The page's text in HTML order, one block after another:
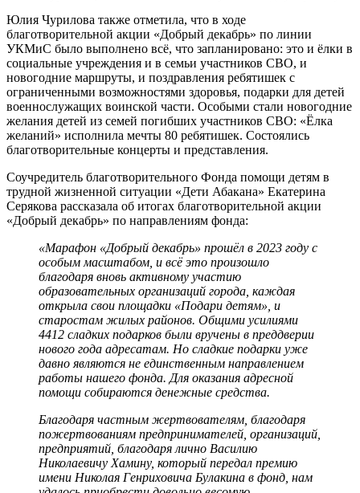
Юлия Чурилова также отметила, что в ходе
благотворительной акции «Добрый декабрь» по линии
УКМиС было выполнено всё, что запланировано: это и ёлки в
социальные учреждения и в семьи участников СВО, и
новогодние маршруты, и поздравления ребятишек с
ограниченными возможностями здоровья, подарки для детей
военнослужащих воинской части. Особыми стали новогодние
желания детей из семей погибших участников СВО: «Ёлка
желаний» исполнила мечты 80 ребятишек. Состоялись
благотворительные концерты и представления.
Соучредитель благотворительного Фонда помощи детям в
трудной жизненной ситуации «Дети Абакана» Екатерина
Серякова рассказала об итогах благотворительной акции
«Добрый декабрь» по направлениям фонда:
«Марафон «Добрый декабрь» прошёл в 2023 году с
особым масштабом, и всё это произошло
благодаря вновь активному участию
образовательных организаций города, каждая
открыла свои площадки «Подари детям», и
старостам жилых районов. Общими усилиями
4412 сладких подарков были вручены в преддверии
нового года адресатам. Но сладкие подарки уже
давно являются не единственным направлением
работы нашего фонда. Для оказания адресной
помощи собираются денежные средства.
Благодаря частным жертвователям, благодаря
пожертвованиям предпринимателей, организаций,
предприятий, благодаря лично Василию
Николаевичу Хамину, который передал премию
имени Николая Генриховича Булакина в фонд, нам